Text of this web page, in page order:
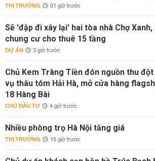
THỊ TRƯỜNG 01 giờ trước
Sẽ 'đập đi xây lại' hai tòa nhà Chợ
chung cư cho thuê 15 tầng
DỰ ÁN 3 giờ trước
Chủ Kem Tràng Tiền đón nguồn thu
vụ thâu tóm Hải Hà, mở cửa hàng
18 Hàng Bài
CHỦ ĐẦU TƯ 4 giờ trước
Nhiều phòng trọ Hà Nội tăng giá
THỊ TRƯỜNG 15 giờ trước